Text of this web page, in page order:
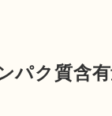
パク質含